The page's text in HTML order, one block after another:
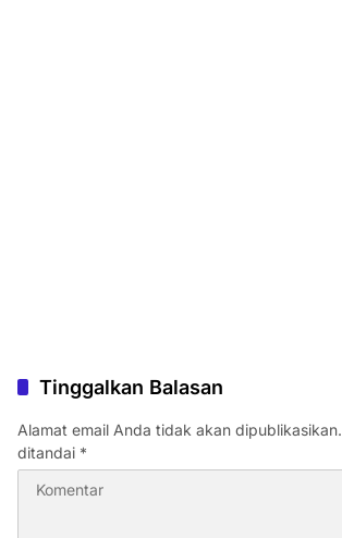
Tinggalkan Balasan
Alamat email Anda tidak akan dipublikasikan.
ditandai *